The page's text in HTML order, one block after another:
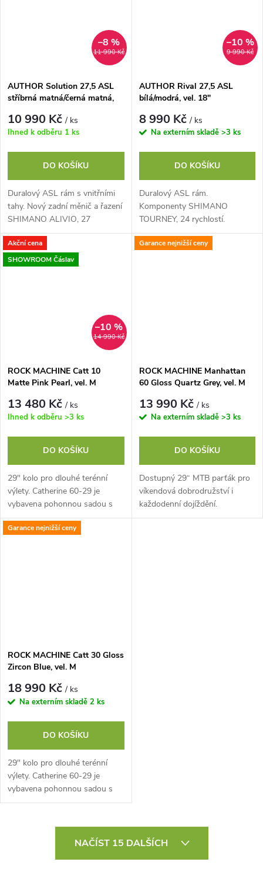
11 990 Kč
–8 %
AUTHOR Solution 27,5 ASL
stříbrná matná/černá matná,
10 990 Kč/ ks
Ihned k odběru 1 ks
DO KOŠÍKU
Duralový ASL rám s vnitřními
tahy. Nový zadní měnič a řazení
SHIMANO ALIVIO, 27
rychlostí. Hydraulické
kotoučové brzdy TEKTRO.
9 990 Kč
–10 %
AUTHOR Rival 27,5 ASL
bílá/modrá, vel. 18"
8 990 Kč/ ks
Na externím skladě >3 ks
DO KOŠÍKU
Duralový ASL rám.
Komponenty SHIMANO
TOURNEY, 24 rychlostí.
Mechanické kotoučové brzdy
TEKTRO.
Akční cena
SHOWROOM Čáslav
14 990 Kč
–10 %
ROCK MACHINE Catt 10
Matte Pink Pearl, vel. M
13 480 Kč/ ks
Ihned k odběru >3 ks
DO KOŠÍKU
29" kolo pro dlouhé terénní
výlety. Catherine 60-29 je
vybavena pohonnou sadou s
jediným převodníkem a širokým
rozsahem převodů pro
Garance nejnižší ceny
ROCK MACHINE Manhattan
60 Gloss Quartz Grey, vel. M
13 990 Kč/ ks
Na externím skladě >3 ks
DO KOŠÍKU
Dostupný 29“ MTB parťák pro
víkendová dobrodružství i
každodenní dojíždění.
Ergonomie zaměřená na
Garance nejnižší ceny
ROCK MACHINE Catt 30 Gloss
Zircon Blue, vel. M
18 990 Kč/ ks
Na externím skladě 2 ks
DO KOŠÍKU
29" kolo pro dlouhé terénní
výlety. Catherine 60-29 je
vybavena pohonnou sadou s
jediným převodníkem a širokým
nejstrmější stoupání...
NAČÍST 15 DALŠÍCH